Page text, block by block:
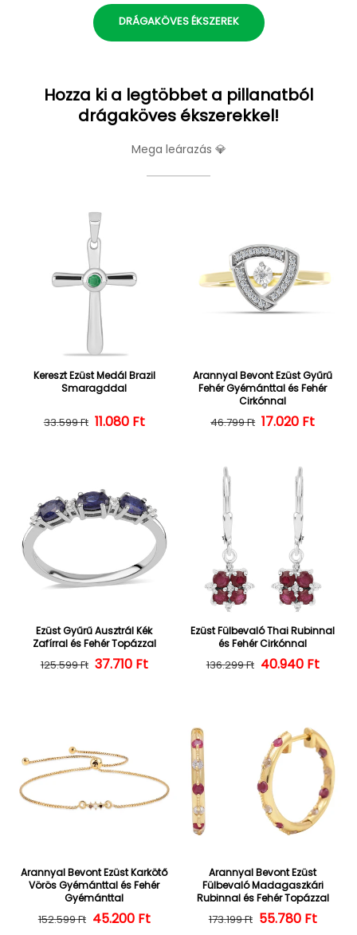
DRÁGAKÖVES ÉKSZEREK
Hozza ki a legtöbbet a pillanatból
drágaköves ékszerekkel!
Mega leárazás 💎
Kereszt Ezüst Medál Brazil
Smaragddal
Normál ár
33.599 Ft Kedvezményes ár
11.080 Ft
Arannyal Bevont Ezüst Gyűrű
Fehér Gyémánttal és Fehér
Cirkónnal
Normál ár
46.799 Ft 17.020 Ft
Ezüst Gyűrű Ausztrál Kék
Zafírral és Fehér Topázzal
Normál ár
125.599 Ft Kedvezményes ár
37.710 Ft
Ezüst Fülbevaló Thai Rubinnal
és Fehér Cirkónnal
Normál ár
136.299 Ft 40.940 Ft
Arannyal Bevont Ezüst Karkötő
Vörös Gyémánttal és Fehér
Gyémánttal
Normál ár
152.599 Ft Kedvezményes ár
45.200 Ft
Arannyal Bevont Ezüst
Fülbevaló Madagaszkári
Rubinnal és Fehér Topázzal
Normál ár
173.199 Ft 55.780 Ft